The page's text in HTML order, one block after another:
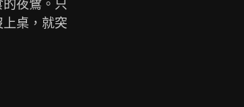
夜鷺。只
桌，就突